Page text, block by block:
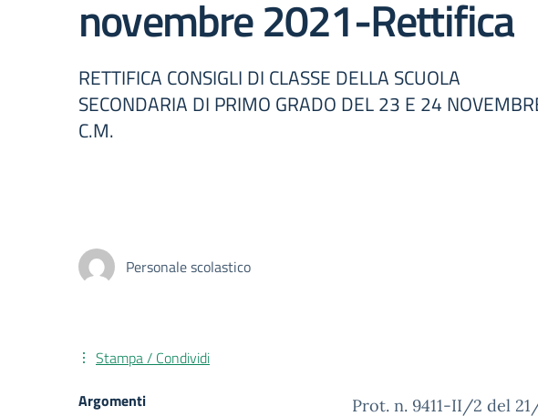
novembre 2021-Rettifica
RETTIFICA CONSIGLI DI CLASSE DELLA SCUOLA
SECONDARIA DI PRIMO GRADO DEL 23 E 24
C.M.
Personale scolastico
Prot. n. 9411-II/2 del
Stampa / Condividi
Argomenti